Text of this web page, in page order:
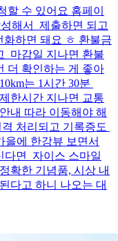
할 수 있어요 홈페이
해서 제출하면 되고
화하면 돼요 ㅎ 환불금
마감일 지나면 환불
더 확인하는 게 좋아
는 1시간 30분
한시간 지나면 교통
내 따라 이동해야 해
처리되고 기록증도
을에 한강뷰 보면서
다면 자이스 스마일
확한 기념품, 시상 내
다고 하니 나오는 대